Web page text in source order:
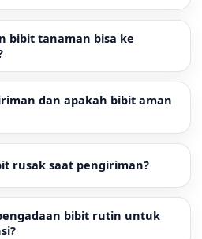
bibit tanaman bisa ke
dan apakah bibit aman
rusak saat pengiriman?
bibit rutin untuk